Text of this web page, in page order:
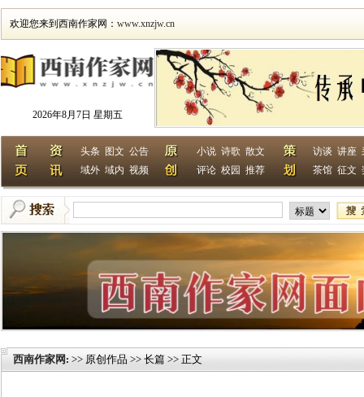
欢迎您来到西南作家网： www.xnzjw.cn
2026年8月7日 星期五
头条 图文 公告
域外 域内 视频
小说 诗歌 散文
评论 校园 推荐
访谈 讲座
茶馆 征文
西南作家网 : >> 原创作品 >> 长篇 >> 正文